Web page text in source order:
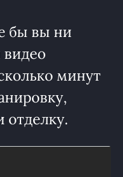
бы вы ни
минут
отделку.